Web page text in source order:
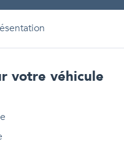
votre véhicule